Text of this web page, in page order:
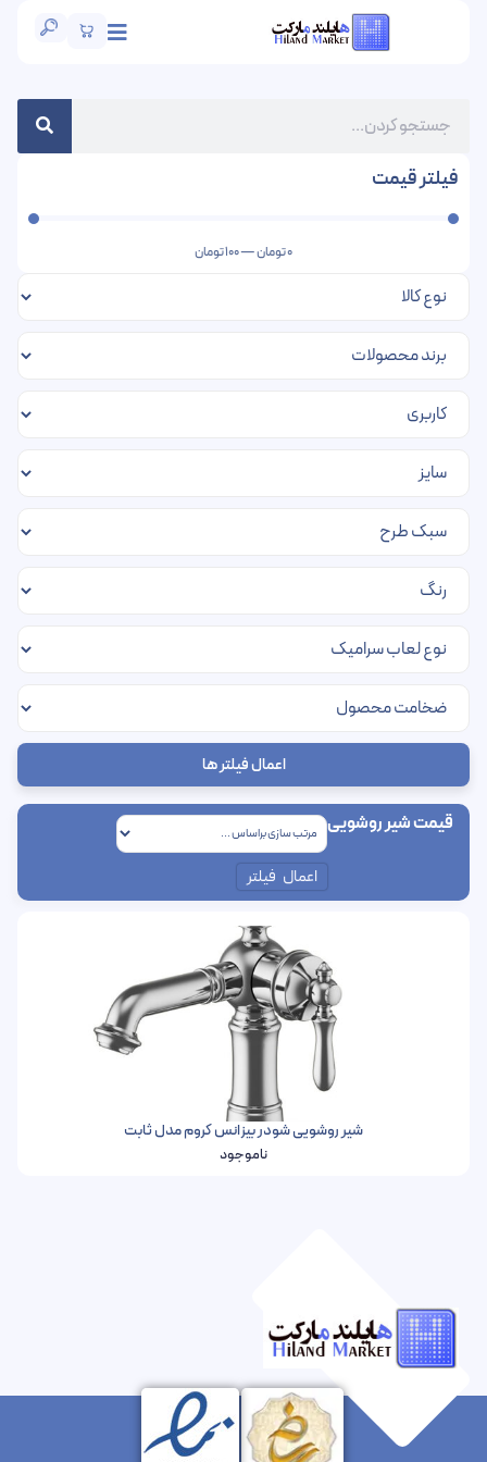
فیلتر قیمت
تومان—
100تومان
اعمال فیلتر ها
قیمت شیر روشویی
اعمال فیلتر
شیر روشویی شودر بیزانس کروم مدل ثابت
ناموجود